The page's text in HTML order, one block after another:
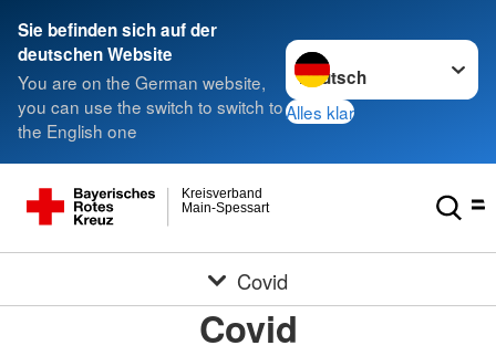
Sie befinden sich auf der
deutschen Website
You are on the German website,
you can use the switch to switch to
the English one
Sprache wechseln zu
Alles klar
Main-Spessart
Kreisverband
Covid
Covid